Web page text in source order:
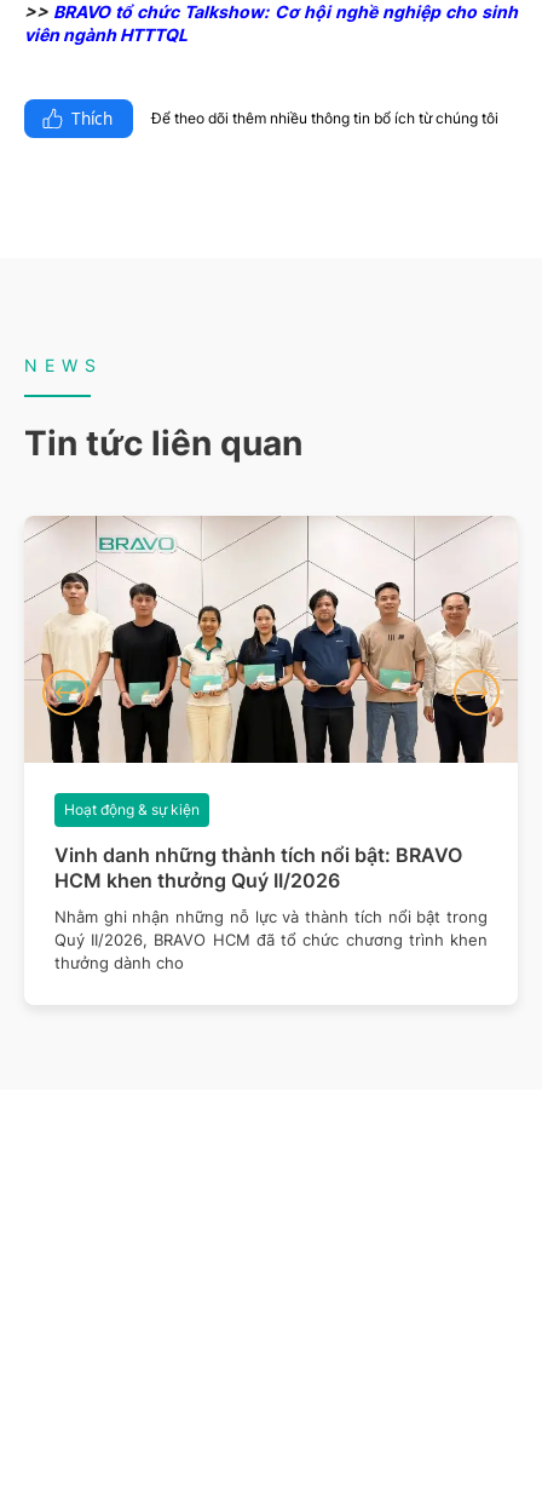
>> BRAVO tổ chức Talkshow: Cơ hội nghề nghiệp cho sinh
viên ngành HTTTQL
Thích Để theo dõi thêm nhiều thông tin bổ ích từ chúng tôi​
NEWS
Tin tức liên quan
Vinh danh những thành tích nổi bật: BRAVO
HCM khen thưởng Quý II/2026
Hoạt động & sự kiện
Nhằm ghi nhận những nỗ lực và thành tích nổi bật trong
Quý II/2026, BRAVO HCM đã tổ chức chương trình khen
thưởng dành cho